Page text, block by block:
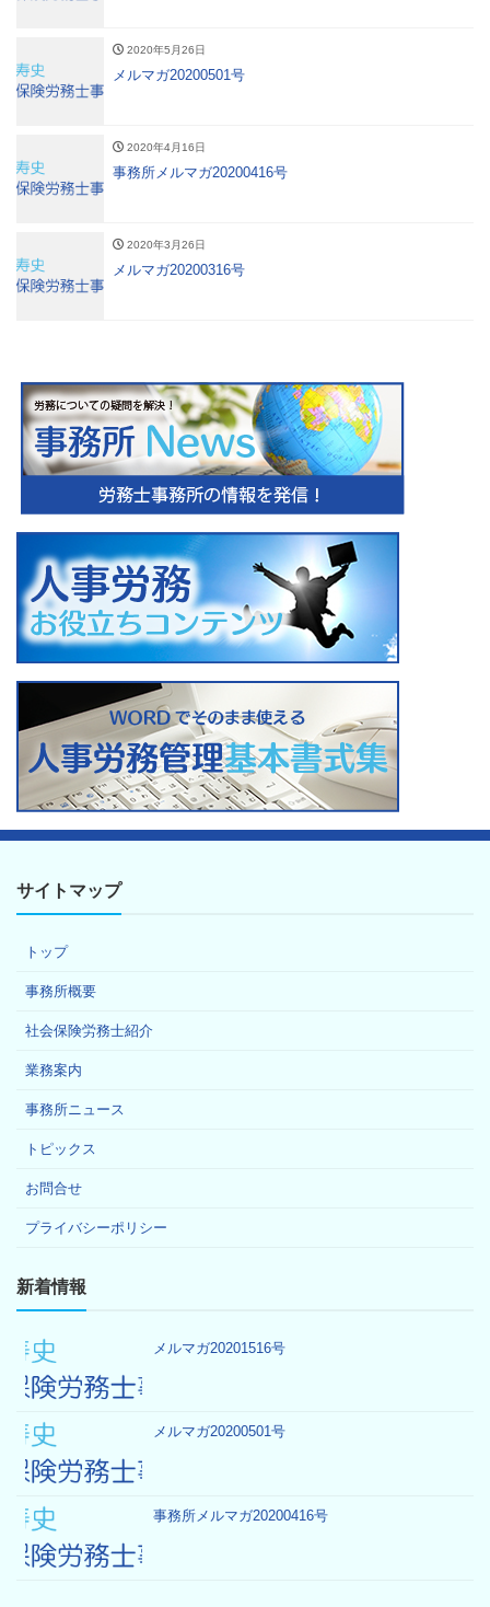
2020年5月26日
メルマガ20200501号
2020年4月16日
事務所メルマガ20200416号
2020年3月26日
メルマガ20200316号
サイトマップ
トップ
事務所概要
社会保険労務士紹介
業務案内
事務所ニュース
トピックス
お問合せ
プライバシーポリシー
新着情報
メルマガ20201516号
メルマガ20200501号
事務所メルマガ20200416号